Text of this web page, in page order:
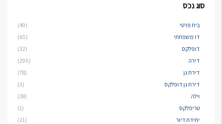
סוג נכס
בית פרטי
(49)
דו משפחתי
(65)
דופלקס
(32)
דירה
(295)
דירת גן
(78)
דירת גן דופלקס
(3)
וילה
(38)
טריפלקס
(1)
יחידת דיור
(21)